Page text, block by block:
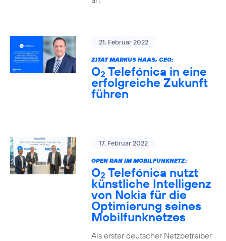
21. Februar 2022
ZITAT MARKUS HAAS, CEO:
O2 Telefónica in eine
erfolgreiche Zukunft
führen
17. Februar 2022
OPEN RAN IM MOBILFUNKNETZ:
O2 Telefónica nutzt
künstliche Intelligenz
von Nokia für die
Optimierung seines
Mobilfunknetzes
Als erster deutscher Netzbetreiber